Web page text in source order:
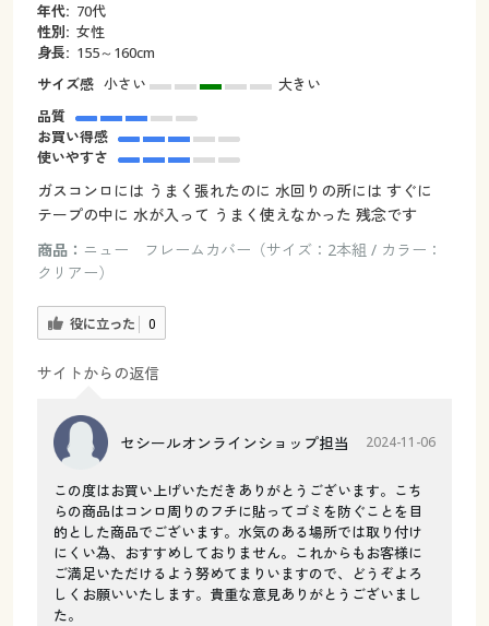
年代: 70代
性別: 女性
身長: 155～160cm
サイズ感 小さい
大きい
品質
お買い得感
使いやすさ
ガスコンロには うまく張れたのに 水回りの所には すぐに
テープの中に 水が入って うまく使えなかった 残念です
商品： ニュー フレームカバー（サイズ：2本組 / カラー：
クリアー）
役に立った 0
サイトからの返信
セシールオンラインショップ担当 2024-11-06
この度はお買い上げいただきありがとうございます。こち
らの商品はコンロ周りのフチに貼ってゴミを防ぐことを目
的とした商品でございます。水気のある場所では取り付け
にくい為、おすすめしておりません。これからもお客様に
ご満足いただけるよう努めてまりいますので、どうぞよろ
しくお願いいたします。貴重な意見ありがとうございまし
た。